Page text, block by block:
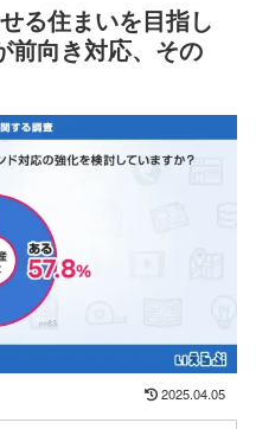
る住まいを目指し
前向き対応、その
2025.04.05